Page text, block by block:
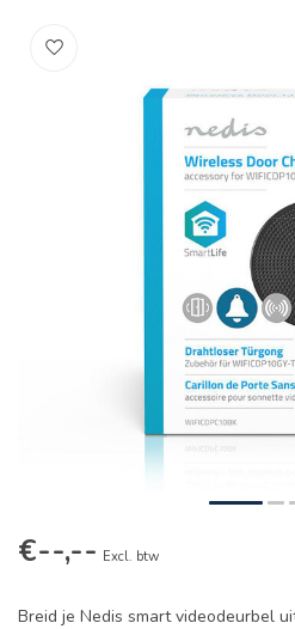
€--,-- Excl. btw
Breid je Nedis smart videodeurbel